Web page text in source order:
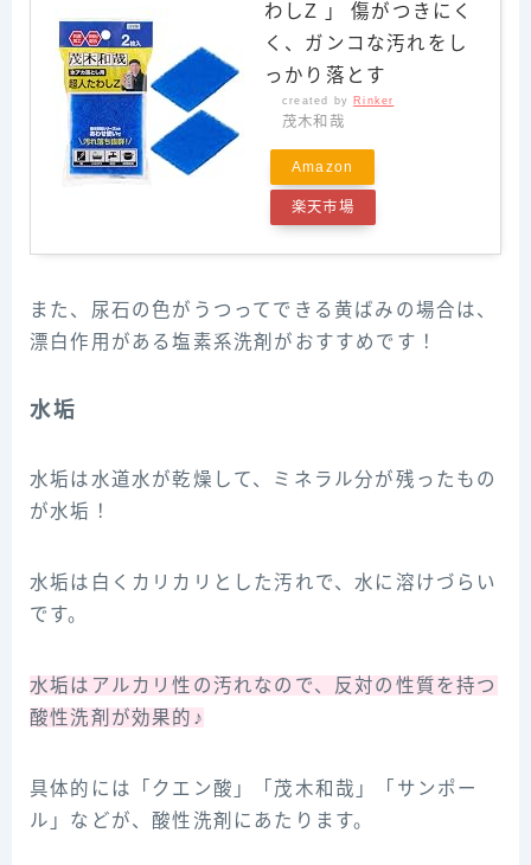
わしZ 」 傷がつきにく
く、ガンコな汚れをし
っかり落とす
created by Rinker
茂木和哉
Amazon
楽天市場
また、尿石の色がうつってできる黄ばみの場合は、
漂白作用がある塩素系洗剤がおすすめです！
水垢
水垢は水道水が乾燥して、ミネラル分が残ったもの
が水垢！
水垢は白くカリカリとした汚れで、水に溶けづらい
です。
水垢はアルカリ性の汚れなので、反対の性質を持つ
酸性洗剤が効果的♪
具体的には「クエン酸」「茂木和哉」「サンポー
ル」などが、酸性洗剤にあたります。